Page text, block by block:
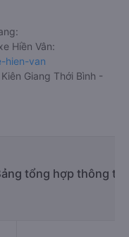
Hiền Vân:
hien-van
Giang Thới Bình -
tổng hợp thông